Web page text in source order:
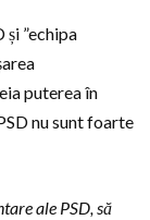
și ”echipa
puterea în
nu sunt foarte
ale PSD, să